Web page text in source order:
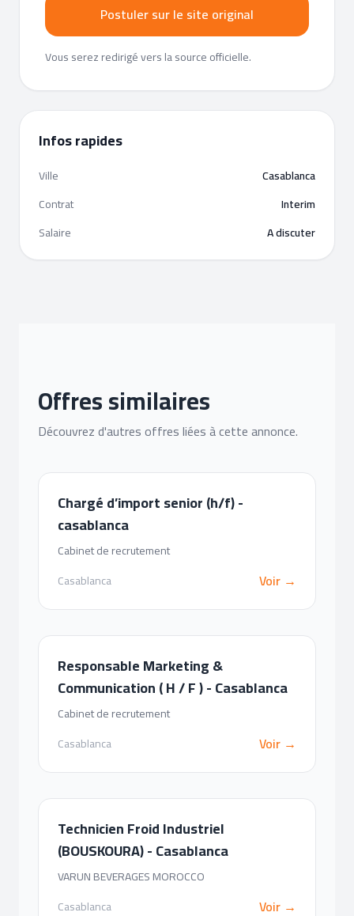
Postuler sur le site original
Vous serez redirigé vers la source officielle.
Infos rapides
Ville
Casablanca
Contrat
Interim
Salaire
A discuter
Offres similaires
Découvrez d'autres offres liées à cette annonce.
Chargé d’import senior (h/f) -
casablanca
Cabinet de recrutement
Casablanca
Voir →
Responsable Marketing &
Communication ( H / F ) - Casablanca
Cabinet de recrutement
Casablanca
Voir →
Technicien Froid Industriel
(BOUSKOURA) - Casablanca
VARUN BEVERAGES MOROCCO
Casablanca
Voir →